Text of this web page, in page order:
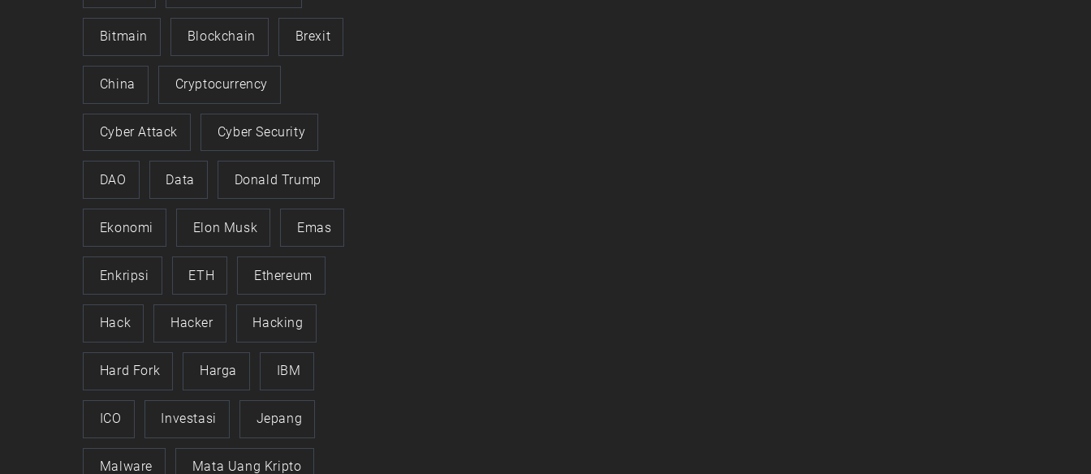
Bitmain Blockchain Brexit
China Cryptocurrency
Cyber Attack Cyber Security
DAO Data Donald Trump
Ekonomi Elon Musk Emas
Enkripsi ETH Ethereum
Hack Hacker Hacking
Hard Fork Harga IBM
ICO Investasi Jepang
Malware Mata Uang Kripto